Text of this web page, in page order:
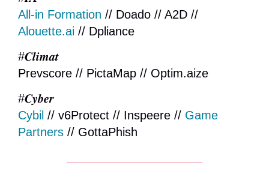
All-in Formation // Doado // A2D //
Alouette.ai // Dpliance
#𝑪𝒍𝒊𝒎𝒂𝒕
Prevscore // PictaMap // Optim.aize
#𝑪𝒚𝒃𝒆𝒓
Cybil // v6Protect // Inspeere // Game
Partners // GottaPhish